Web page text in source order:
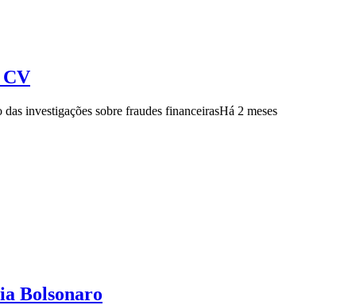
CV
investigações sobre fraudes financeirasHá 2 meses
Bolsonaro